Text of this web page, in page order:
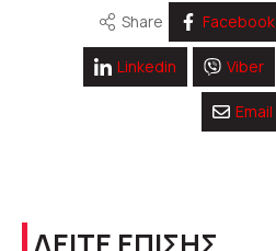
Share Facebook
Linkedin Viber
Email
ΔΕΙΤΕ ΕΠΙΣΗΣ